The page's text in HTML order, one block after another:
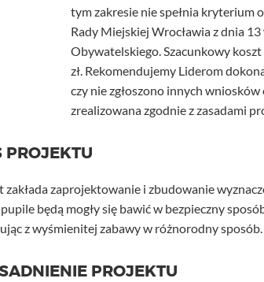
tym zakresie nie spełnia kryterium
Rady Miejskiej Wrocławia z dnia
Obywatelskiego. Szacunkowy
zł. Rekomendujemy Liderom
czy nie zgłoszono innych
zrealizowana zgodnie z zasadami
PROJEKTU
zakłada zaprojektowanie i zbudowanie
będą mogły się bawić w bezpieczny
z wyśmienitej zabawy w różnorodny sposób.
PROJEKTU